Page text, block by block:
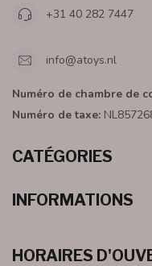
+31 40 282 7447
info@atoys.nl
Numéro de chambre de
Numéro de taxe:
CATÉGORIES
INFORMATIONS
HORAIRES